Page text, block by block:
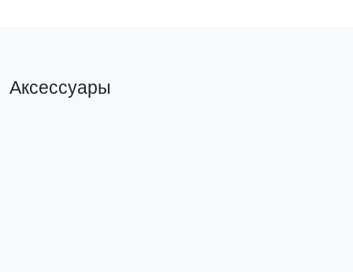
Аксессуары